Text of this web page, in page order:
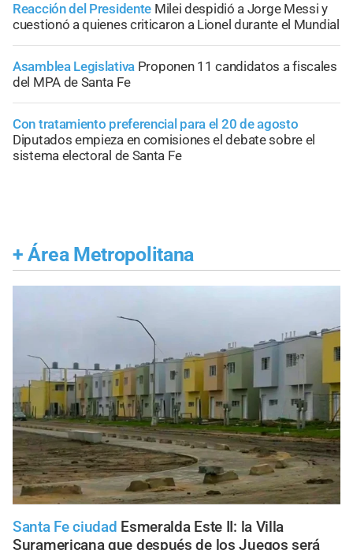
Reacción del Presidente Milei despidió a Jorge Messi y
cuestionó a quienes criticaron a Lionel durante el Mundial
Asamblea Legislativa Proponen 11 candidatos a fiscales
del MPA de Santa Fe
Con tratamiento preferencial para el 20 de agosto
Diputados empieza en comisiones el debate sobre el
sistema electoral de Santa Fe
+ Área Metropolitana
Santa Fe ciudad Esmeralda Este II: la Villa
Suramericana que después de los Juegos será